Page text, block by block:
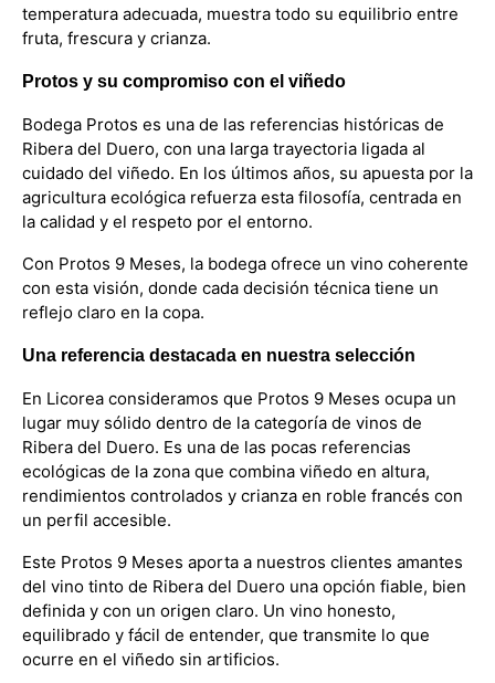
temperatura adecuada, muestra todo su equilibrio entre
fruta, frescura y crianza.
Protos y su compromiso con el viñedo
Bodega Protos es una de las referencias históricas de
Ribera del Duero, con una larga trayectoria ligada al
cuidado del viñedo. En los últimos años, su apuesta por la
agricultura ecológica refuerza esta filosofía, centrada en
la calidad y el respeto por el entorno.
Con Protos 9 Meses, la bodega ofrece un vino coherente
con esta visión, donde cada decisión técnica tiene un
reflejo claro en la copa.
Una referencia destacada en nuestra selección
En Licorea consideramos que Protos 9 Meses ocupa un
lugar muy sólido dentro de la categoría de vinos de
Ribera del Duero. Es una de las pocas referencias
ecológicas de la zona que combina viñedo en altura,
rendimientos controlados y crianza en roble francés con
un perfil accesible.
Este Protos 9 Meses aporta a nuestros clientes amantes
del vino tinto de Ribera del Duero una opción fiable, bien
definida y con un origen claro. Un vino honesto,
equilibrado y fácil de entender, que transmite lo que
ocurre en el viñedo sin artificios.